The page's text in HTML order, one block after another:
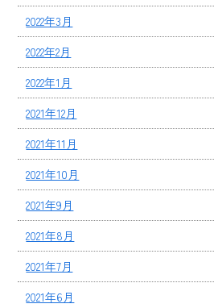
2022年3月
2022年2月
2022年1月
2021年12月
2021年11月
2021年10月
2021年9月
2021年8月
2021年7月
2021年6月